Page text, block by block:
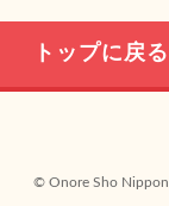
トップに戻る
© Onore Sho Nippon